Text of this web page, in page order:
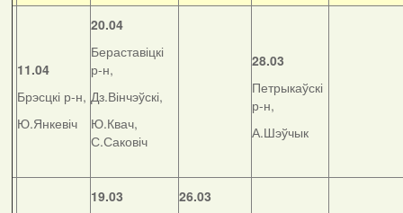
11.04
Брэсцкі р-н,
Ю.Янкевіч
20.04
Бераставіцкі
р-н,
Дз.Вінчэўскі,
Ю.Квач,
С.Саковіч
28.03
Петрыкаўскі
р-н,
А.Шэўчык
19.03
26.03